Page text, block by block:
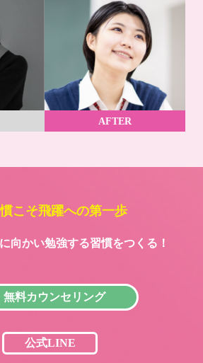
AFTER
こそ飛躍への第一歩
向かい勉強する習慣をつくる！
無料カウンセリング
公式LINE